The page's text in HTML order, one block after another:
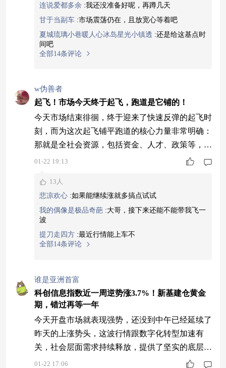
混合A$（026556）作为一只新发产品，没有历史
仓位的包袱，可以在市场最悲观的时候从容建仓，
避开老基金因赎回压力被迫卖出
连说爱都多余 :我还没准备好呢，再蹲几天
甘于当副车 :市场震荡仍在，且放宽心等着吧
夏城琉璃小巷暖人心冰岛星光小镇透 :还是给这基点时
间吧
全部14条评论
w伪善者
起飞！市场今天终于起飞，跑道是它铺的！
今天市场结束徘徊，终于迎来了快速反弹的起飞时
刻，而为这次起飞铺平跑道的核心力量非常明确：
那就是全社会资源，包括资金、人才、政策等，正
在以前所未有的速度和力度向科技创新领域倾斜和
共识和资源聚焦效应时，资本市场必然会敏锐地捕
捉到这一变化，并提前反映在相关资产的价格上。
今天的上涨，可以理解为市场对“资源聚焦科技”这
01-22 19:13
13人
悲凉欢心 :如果能继续涨就多搞点试试
我的偶像是极品奇葩 :大哥，接下来还能不能带我飞一
波
提刀走四方 :最近行情能上车不
全部14条评论
谁是亚洲首富
科创信息指数近一周逆势涨3.7%！新基建仓黄金
期，错过再等一年
今天开盘市场就表现强势，还没到中午已经延续了
昨天的上涨势头，这波行情跟数字化转型加速有
关，社会层面需求持续释放，提供了坚实的底层支
撑，符合产业趋势的细分赛道明显更具韧性。像跟
01-22 17:06